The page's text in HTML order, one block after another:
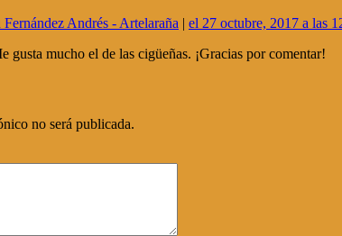
Andrés - Artelaraña | el 27 octubre, 2017 a las
gusta mucho el de las cigüeñas. ¡Gracias por comentar!
no será publicada.